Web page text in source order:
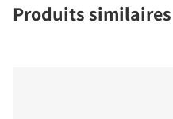
Produits similaires